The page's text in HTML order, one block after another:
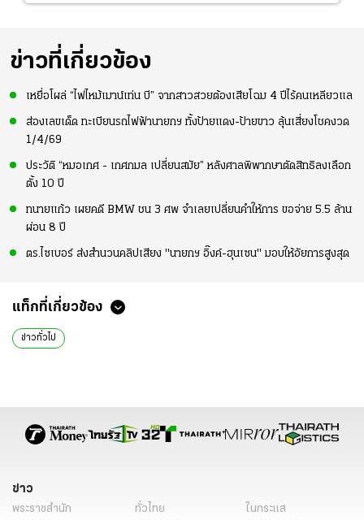
ข่าวที่เกี่ยวข้อง
เหยื่อโผล่ “ไฟไหม้เมาน์เท่น บี” จากสาวสวยต้องเสียโฉม 4 ปีไร้คนเหลียวแล
ส่องเลขเด็ด ทะเบียนรถไฟฟ้านายกฯ ทั้งป้ายแดง-ป้ายขาว ลุ้นเสี่ยงโชคงวด
1/4/69
ประวัติ “หมอเกศ - เกศกมล เปลี่ยนสมัย” หลังศาลพิพากษาตัดสิทธิลงเลือก
ตั้ง 10 ปี
ทนายแก้ว เผยคดี BMW ชน 3 ศพ จำเลยเปลี่ยนคำให้การ ขอจ่าย 5.5 ล้าน
ผ่อน 8 ปี
ตร.ไซเบอร์ ส่งสำนวนคลิปเสียง "นายกฯ อิ๊งค์-ฮุนเซน" มอบให้อัยการสูงสุด
แท็กที่เกี่ยวข้อง
ข่าวทั่วไป
ข่าว
พระราชสำนัก ทั่วไทย
ในกระแส